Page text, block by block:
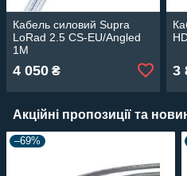
Кабель силовий Supra
LoRad 2.5 CS-EU/Angled
1M
4 050 ₴ 3
Акційні пропозиції та
–69%